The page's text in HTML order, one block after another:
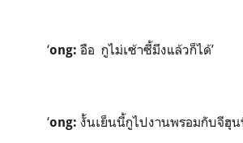
‘ong: อือ กูไม่เซ้าซี้มึงแล้วก็ได้’
‘ong: งั้นเย็นนี้กูไปงานพรอมกับจีฮุน